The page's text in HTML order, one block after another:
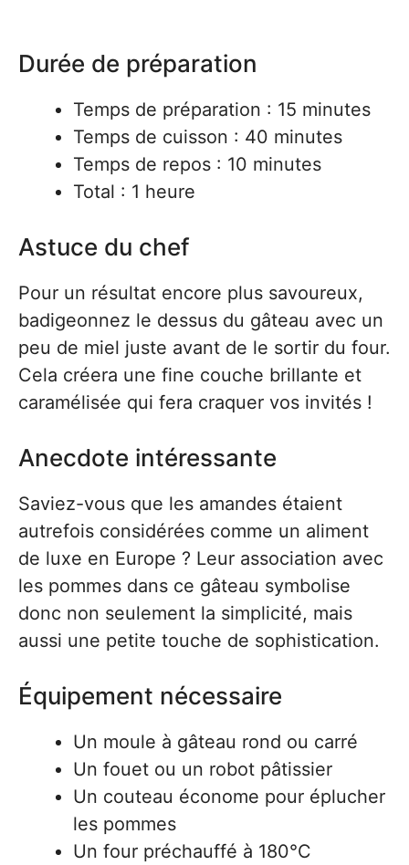
Durée de préparation
Temps de préparation : 15 minutes
Temps de cuisson : 40 minutes
Temps de repos : 10 minutes
Total : 1 heure
Astuce du chef
Pour un résultat encore plus savoureux,
badigeonnez le dessus du gâteau avec un
peu de miel juste avant de le sortir du four.
Cela créera une fine couche brillante et
caramélisée qui fera craquer vos invités !
Anecdote intéressante
Saviez-vous que les amandes étaient
autrefois considérées comme un aliment
de luxe en Europe ? Leur association avec
les pommes dans ce gâteau symbolise
donc non seulement la simplicité, mais
aussi une petite touche de sophistication.
Équipement nécessaire
Un moule à gâteau rond ou carré
Un fouet ou un robot pâtissier
Un couteau économe pour éplucher
les pommes
Un four préchauffé à 180°C